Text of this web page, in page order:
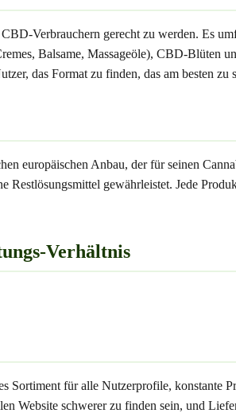
Verbrauchern gerecht zu werden. Es
Balsame, Massageöle), CBD-Blüten
das Format zu finden, das am besten zu
europäischen Anbau, der für seinen
gewährleistet. Jede
Verhältnis
Sortiment für alle Nutzerprofile, konstante
Website schwerer zu finden sein, und